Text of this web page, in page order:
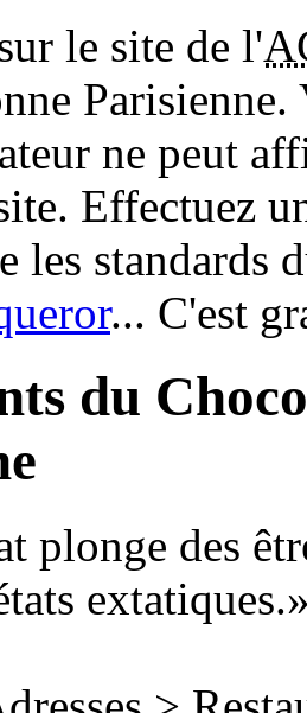
le site de l'
Parisienne.
ne peut
Effectuez
les standards
... C'est
du
plonge des
extatiques.